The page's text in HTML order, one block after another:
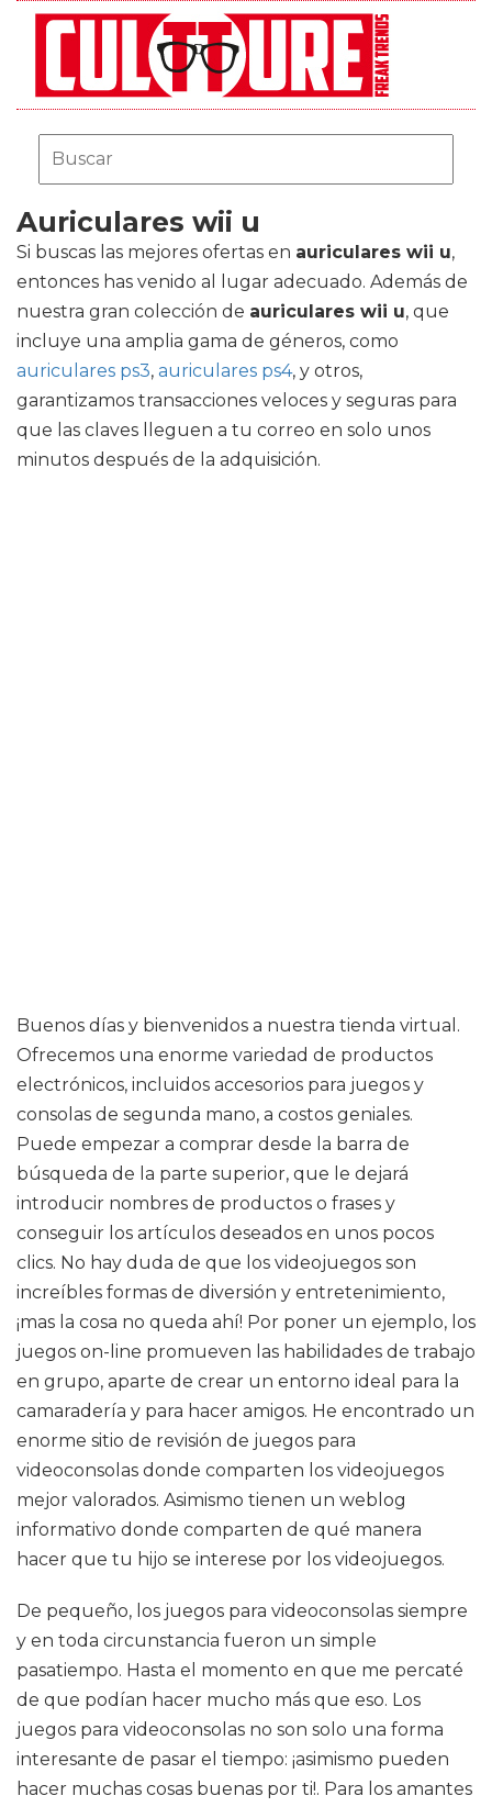
Auriculares wii u
Si buscas las mejores ofertas en auriculares wii u,
entonces has venido al lugar adecuado. Además de
nuestra gran colección de auriculares wii u, que
incluye una amplia gama de géneros, como
auriculares ps3, auriculares ps4, y otros,
garantizamos transacciones veloces y seguras para
que las claves lleguen a tu correo en solo unos
minutos después de la adquisición.
Buenos días y bienvenidos a nuestra tienda virtual.
Ofrecemos una enorme variedad de productos
electrónicos, incluidos accesorios para juegos y
consolas de segunda mano, a costos geniales.
Puede empezar a comprar desde la barra de
búsqueda de la parte superior, que le dejará
introducir nombres de productos o frases y
conseguir los artículos deseados en unos pocos
clics. No hay duda de que los videojuegos son
increíbles formas de diversión y entretenimiento,
¡mas la cosa no queda ahí! Por poner un ejemplo, los
juegos on-line promueven las habilidades de trabajo
en grupo, aparte de crear un entorno ideal para la
camaradería y para hacer amigos. He encontrado un
enorme sitio de revisión de juegos para
videoconsolas donde comparten los videojuegos
mejor valorados. Asimismo tienen un weblog
informativo donde comparten de qué manera
hacer que tu hijo se interese por los videojuegos.
De pequeño, los juegos para videoconsolas siempre
y en toda circunstancia fueron un simple
pasatiempo. Hasta el momento en que me percaté
de que podían hacer mucho más que eso. Los
juegos para videoconsolas no son solo una forma
interesante de pasar el tiempo: ¡asimismo pueden
hacer muchas cosas buenas por ti!. Para los amantes